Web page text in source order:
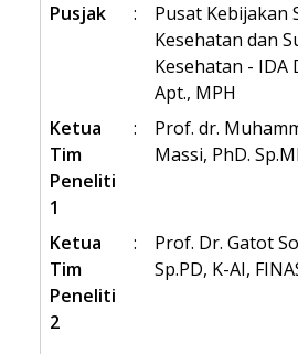
Pusjak
:
Pusat Kebijakan
Kesehatan dan
Kesehatan - IDA
Apt., MPH
Ketua
Tim
Peneliti
1
:
Prof. dr.
Massi, PhD.
Ketua
Tim
Peneliti
2
:
Prof. Dr. Gatot
Sp.PD, K-AI,